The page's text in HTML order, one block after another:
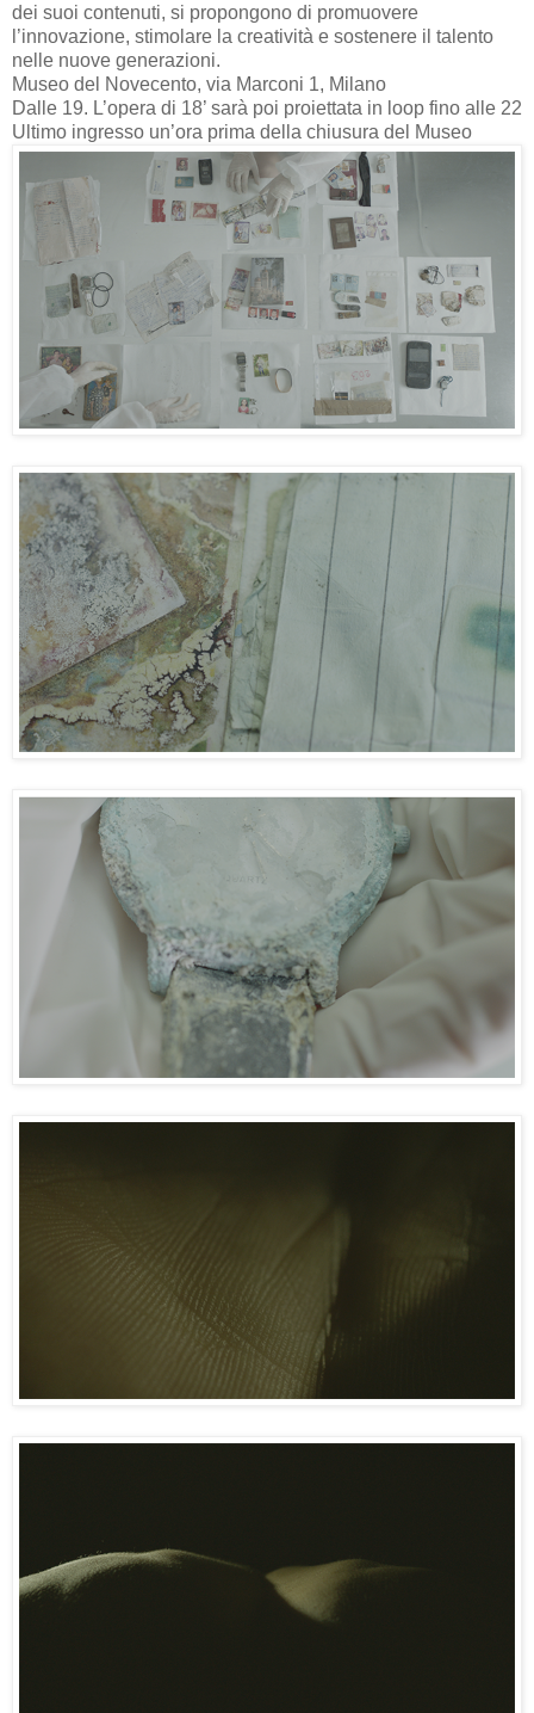
dei suoi contenuti, si propongono di promuovere
l’innovazione, stimolare la creatività e sostenere il talento
nelle nuove generazioni.
Museo del Novecento, via Marconi 1, Milano
Dalle 19. L’opera di 18’ sarà poi proiettata in loop fino alle 22
Ultimo ingresso un’ora prima della chiusura del Museo